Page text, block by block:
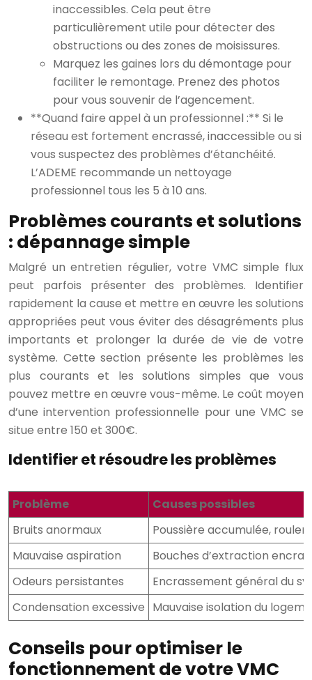
inaccessibles. Cela peut être
particulièrement utile pour détecter des
obstructions ou des zones de moisissures.
Marquez les gaines lors du démontage pour
faciliter le remontage. Prenez des photos
pour vous souvenir de l’agencement.
**Quand faire appel à un professionnel :** Si le
réseau est fortement encrassé, inaccessible ou si
vous suspectez des problèmes d’étanchéité.
L’ADEME recommande un nettoyage
professionnel tous les 5 à 10 ans.
Problèmes courants et solutions
: dépannage simple
Malgré un entretien régulier, votre VMC simple flux
peut parfois présenter des problèmes. Identifier
rapidement la cause et mettre en œuvre les solutions
appropriées peut vous éviter des désagréments plus
importants et prolonger la durée de vie de votre
système. Cette section présente les problèmes les
plus courants et les solutions simples que vous
pouvez mettre en œuvre vous-même. Le coût moyen
d’une intervention professionnelle pour une VMC se
situe entre 150 et 300€.
Identifier et résoudre les problèmes
Problème
Causes possibles
Bruits anormaux
Poussière accumulée,
Mauvaise aspiration
Bouches d’extraction
Odeurs persistantes
Encrassement général du
Condensation excessive Mauvaise isolation du
Conseils pour optimiser le
fonctionnement de votre VMC